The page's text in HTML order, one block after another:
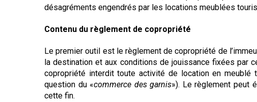
désagréments engendrés par les locations meublées
Contenu du règlement de copropriété
Le premier outil est le règlement de copropriété de
la destination et aux conditions de jouissance fixées par
copropriété interdit toute activité de location en
question du «commerce des garnis»). Le règlement peut
cette fin.